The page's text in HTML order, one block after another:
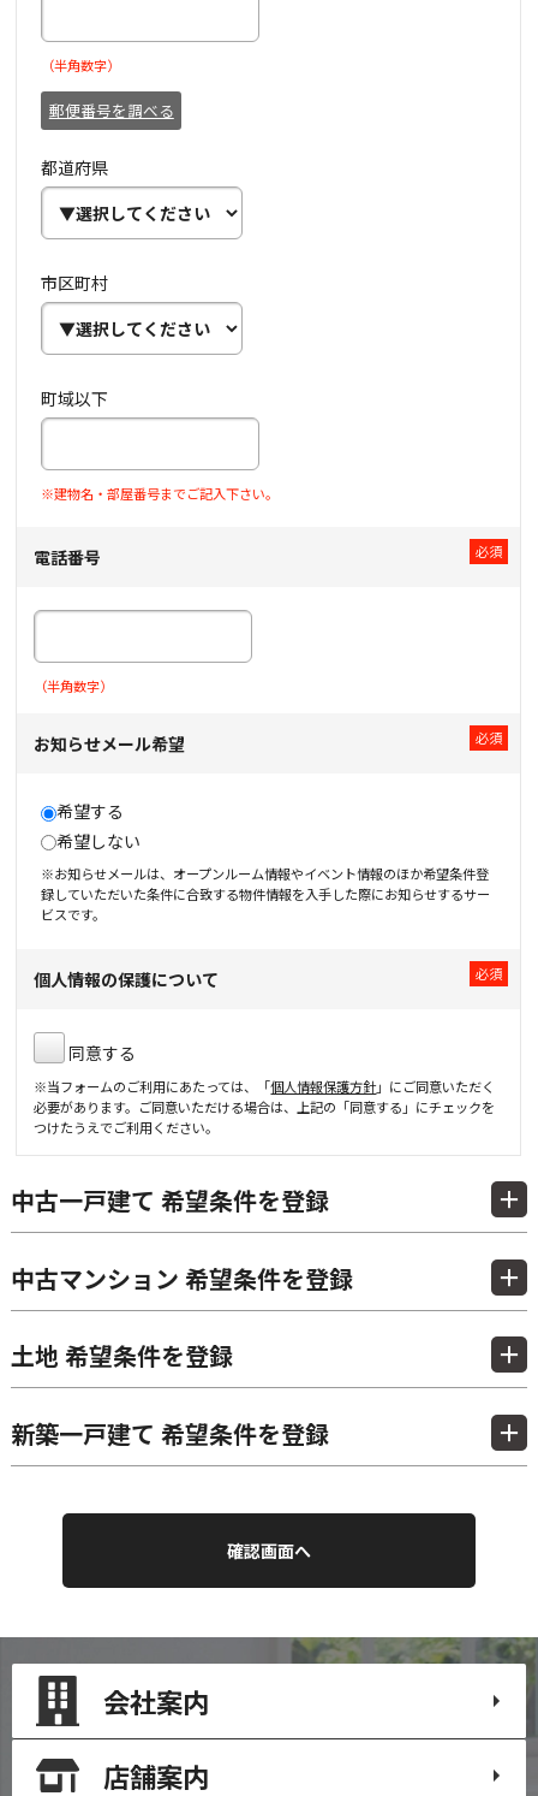
（半角数字）
郵便番号を調べる
都道府県
市区町村
町域以下
※建物名・部屋番号までご記入下さい。
電話番号
（半角数字）
お知らせメール希望
希望する
希望しない
※お知らせメールは、オープンルーム情報やイベント情報のほか希望条件登
録していただいた条件に合致する物件情報を入手した際にお知らせするサー
ビスです。
個人情報の保護について
同意する
※当フォームのご利用にあたっては、「個人情報保護方針」にご同意いただく
必要があります。ご同意いただける場合は、上記の「同意する」にチェックを
つけたうえでご利用ください。
中古一戸建て 希望条件を登録
中古マンション 希望条件を登録
土地 希望条件を登録
新築一戸建て 希望条件を登録
会社案内
店舗案内